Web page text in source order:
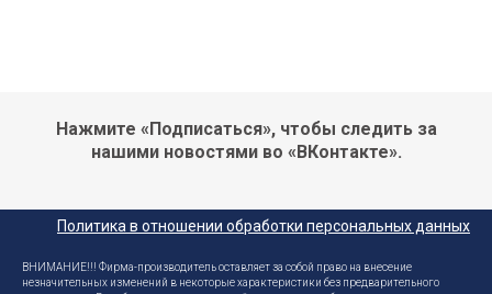
Нажмите «Подписаться», чтобы следить за
нашими новостями во «ВКонтакте».
Политика в отношении обработки персональных данных
ВНИМАНИЕ!!! Фирма-производитель оставляет за собой право на внесение
незначительных изменений в некоторые характеристики без предварительного